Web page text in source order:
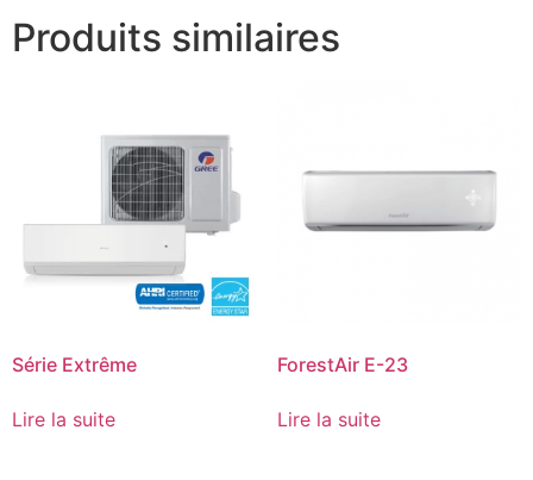
Produits similaires
Série Extrême
Lire la suite
ForestAir E-23
Lire la suite